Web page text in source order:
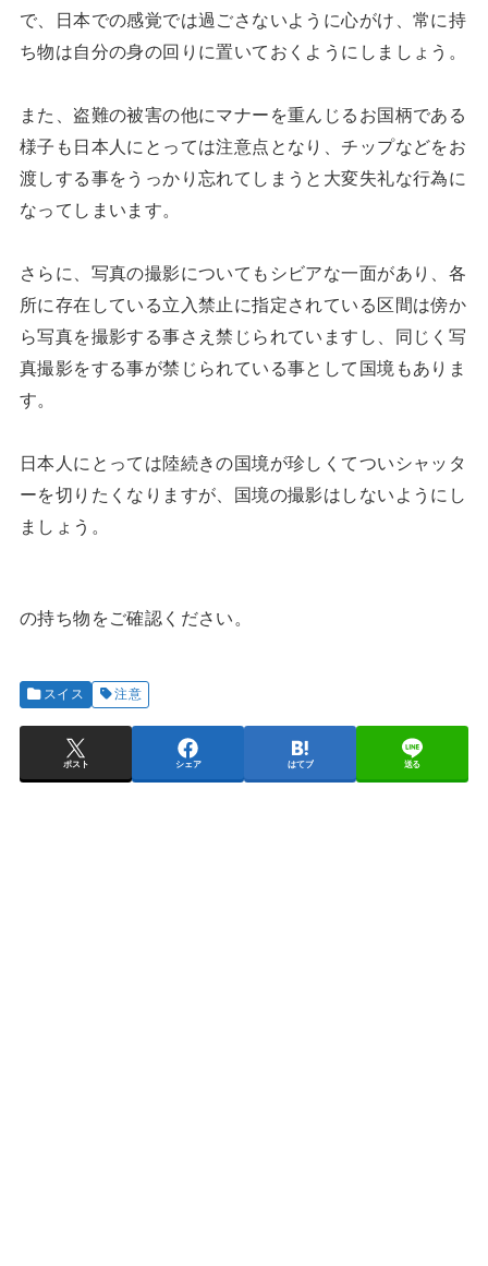
で、日本での感覚では過ごさないように心がけ、常に持
ち物は自分の身の回りに置いておくようにしましょう。
また、盗難の被害の他にマナーを重んじるお国柄である
様子も日本人にとっては注意点となり、チップなどをお
渡しする事をうっかり忘れてしまうと大変失礼な行為に
なってしまいます。
さらに、写真の撮影についてもシビアな一面があり、各
所に存在している立入禁止に指定されている区間は傍か
ら写真を撮影する事さえ禁じられていますし、同じく写
真撮影をする事が禁じられている事として国境もありま
す。
日本人にとっては陸続きの国境が珍しくてついシャッタ
ーを切りたくなりますが、国境の撮影はしないようにし
ましょう。
の持ち物をご確認ください。
スイス 注意
ポスト シェア はてブ 送る